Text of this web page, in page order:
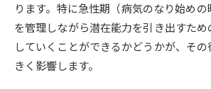
学問発見
ります。特に急性期（病気のなり始め
を管理しながら潜在能力を引き出すた
していくことができるかどうかが、そ
きく影響します。